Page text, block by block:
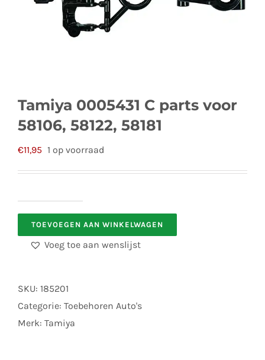
Tamiya 0005431 C parts voor
58106, 58122, 58181
€11,95 1 op voorraad
0005431
C
58106,
58122,
58181
TOEVOEGEN AAN WINKELWAGEN
Voeg toe aan wenslijst
SKU: 185201
Categorie: Toebehoren Auto's
Merk: Tamiya